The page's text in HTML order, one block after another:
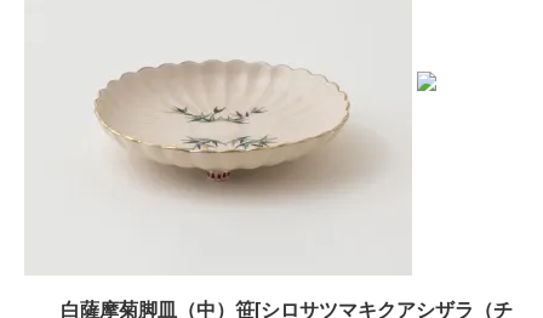
白薩摩菊脚皿（中）笹[シロサツマキクアシザラ（チ